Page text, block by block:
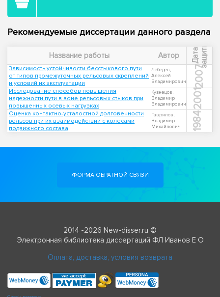
Рекомендуемые диссертации данного раздела
Название работы Автор Д
а
т
а
з
а
щ
и
т ы
Зависимость устойчивости бесстыкового пути
от типов промежуточных рельсовых скреплений
и условий их эксплуатации
Лебедев,
Алексей
Владимирович
2007
Исследование способов повышения
надежности пути в зоне рельсовых стыков при
повышенных осевых нагрузках
Кузнецов,
Владимир
Владимирович
2001
Оценка контактно-усталостной долговечности
рельсов при их взаимодействии с колесами
подвижного состава
Гаврилов,
Владимир
Михайлович
1984
ФОРМА ОБРАТНОЙ СВЯЗИ
2014 -2026 New-disser.ru ©
Электронная библиотека диссертаций ФЛ Иванов Е О
Оплата, доставка, условия возврата